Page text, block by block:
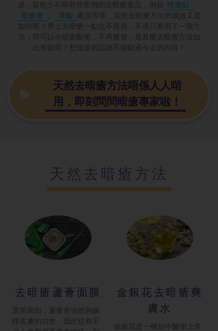
成，當然少不得有些常用的去暗瘡產品，例如
暗瘡貼
暗瘡膏
果酸
產品等等，這些去暗瘡方法的成效又是
如何呢？男士去暗瘡一點也不容易，不過只要用了一個方
法，即可以令暗瘡斷尾，不再復發，是甚麼去暗瘡方法如
此有效呢？想知道的話就不能錯過今次的內容！
天然去暗瘡方法唔係人人啱
用，即刻問問暗瘡專家啦！
天然去暗瘡方法
去暗瘡蘆薈面膜
眾所周知，蘆薈有強效的鎮
靜皮膚的功效，因此也有不
金銀花去暗瘡爽
膚水
金銀花是一種於中醫學上常